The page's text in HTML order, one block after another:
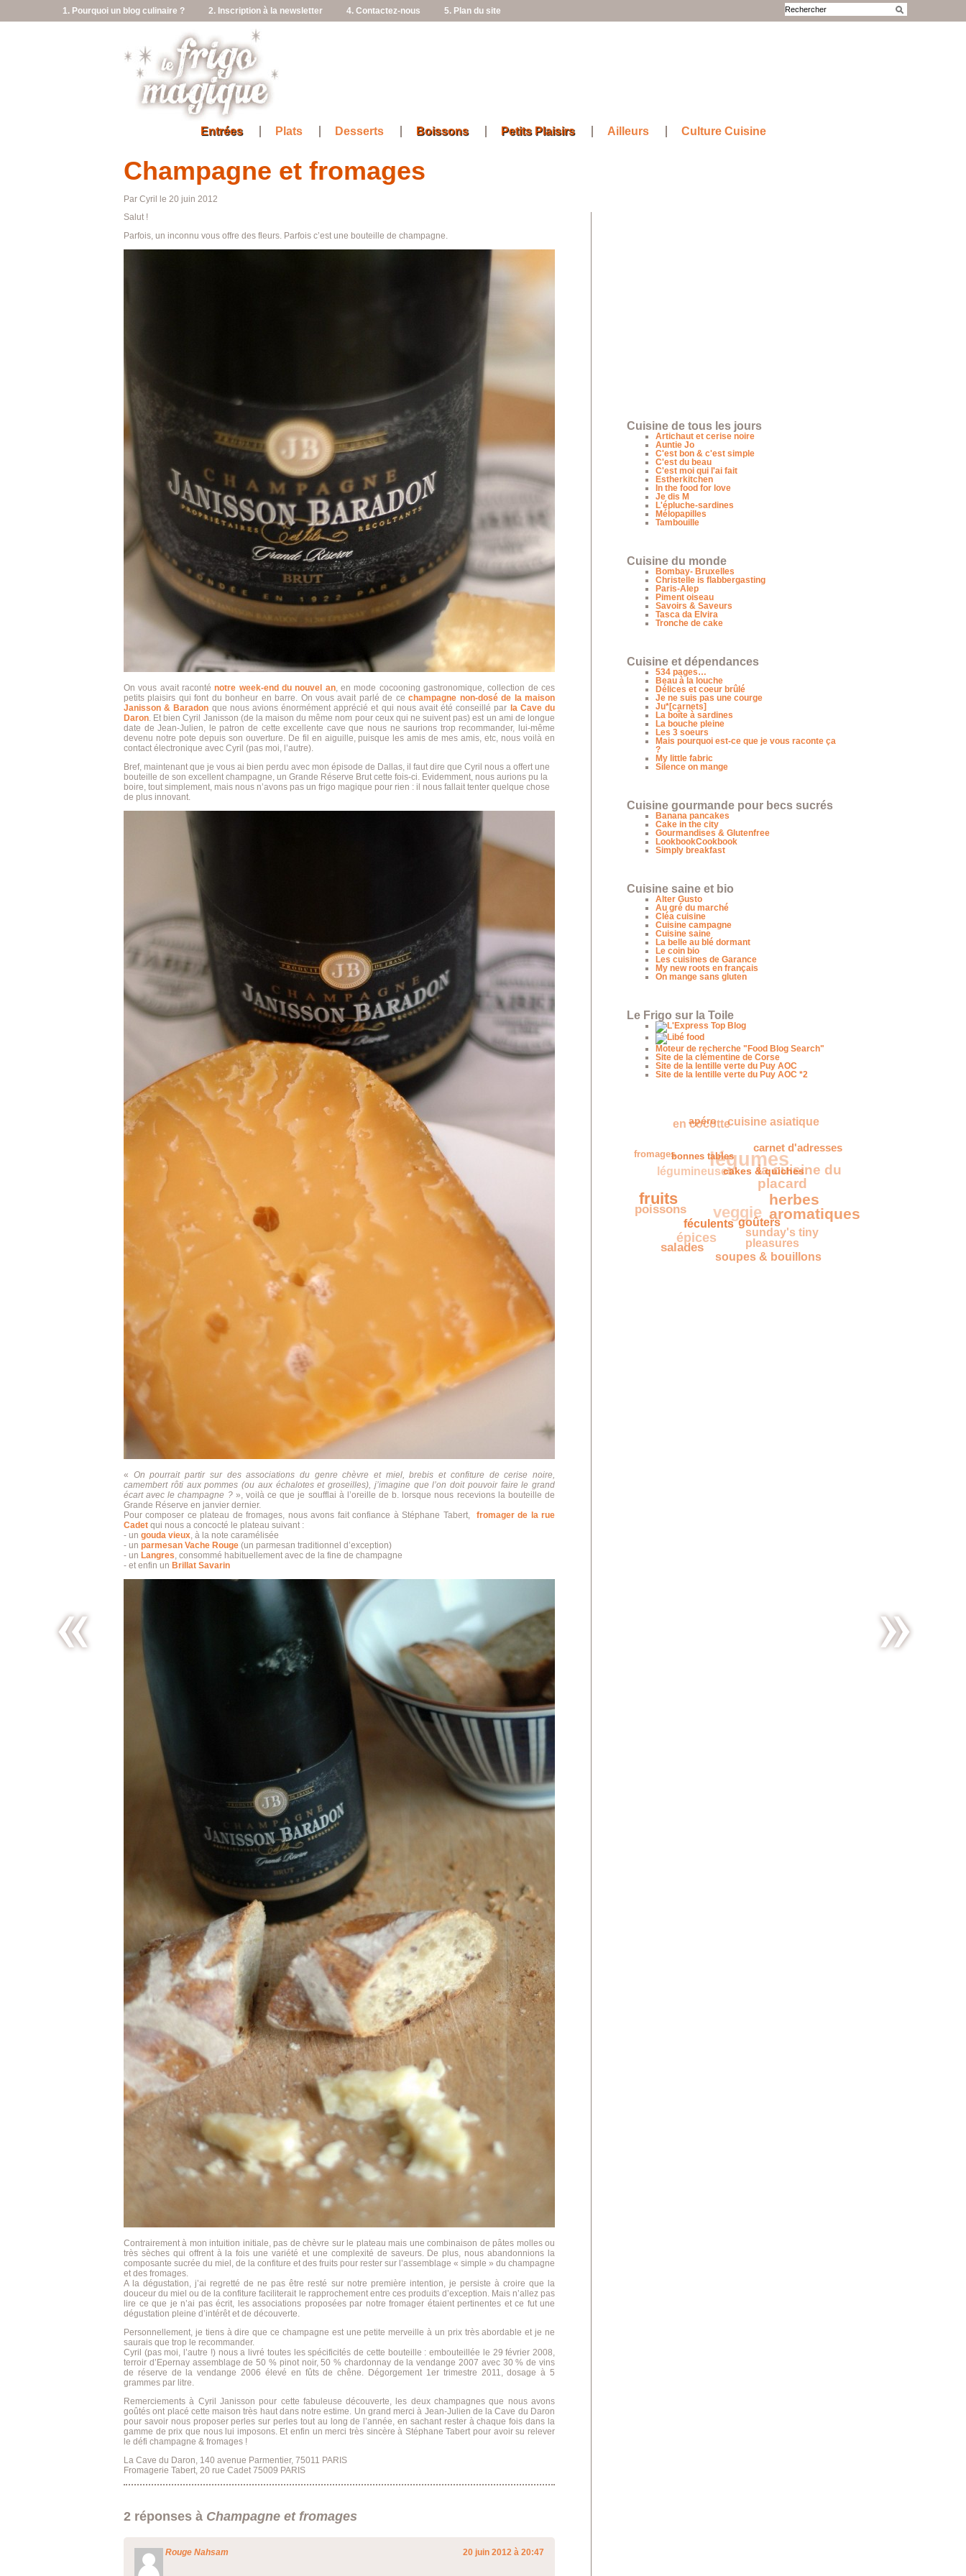
1. Pourquoi un blog culinaire ? 2. Inscription à la newsletter 4. Contactez-nous 5. Plan du site
Entrées Plats Desserts Boissons Petits Plaisirs Ailleurs Culture Cuisine
Champagne et fromages
Par Cyril le 20 juin 2012
Salut !
Parfois, un inconnu vous offre des fleurs. Parfois c’est une bouteille de champagne.
On vous avait raconténotre week-end du nouvel an, en mode cocooning gastronomique, collection de ces
petits plaisirs qui font du bonheur en barre. On vous avait parlé de cechampagne non-dosé de la maison
Janisson & Baradon que nous avions énormément apprécié et qui nous avait été conseillé par la Cave du
Daron. Et bien Cyril Janisson (de la maison du même nom pour ceux qui ne suivent pas) est un ami de longue
date de Jean-Julien, le patron de cette excellente cave que nous ne saurions trop recommander, lui-même
devenu notre pote depuis son ouverture. De fil en aiguille, puisque les amis de mes amis, etc, nous voilà en
contact électronique avec Cyril (pas moi, l’autre).
Bref, maintenant que je vous ai bien perdu avec mon épisode de Dallas, il faut dire que Cyril nous a offert une
bouteille de son excellent champagne, un Grande Réserve Brut cette fois-ci. Evidemment, nous aurions pu la
boire, tout simplement, mais nous n’avons pas un frigo magique pour rien : il nous fallait tenter quelque chose
de plus innovant.
« On pourrait partir sur des associations du genre chèvre et miel, brebis et confiture de cerise noire,
camembert rôti aux pommes (ou aux échalotes et groseilles), j’imagine que l’on doit pouvoir faire le grand
écart avec le champagne ? », voilà ce que je soufflai à l’oreille de b. lorsque nous recevions la bouteille de
Grande Réserve en janvier dernier.
Pour composer ce plateau de fromages, nous avons fait confiance à Stéphane Tabert, fromager de la rue
Cadet qui nous a concocté le plateau suivant :
- un gouda vieux, à la note caramélisée
- un parmesan Vache Rouge (un parmesan traditionnel d’exception)
- un Langres, consommé habituellement avec de la fine de champagne
- et enfin un Brillat Savarin
Contrairement à mon intuition initiale, pas de chèvre sur le plateau mais une combinaison de pâtes molles ou
très sèches qui offrent à la fois une variété et une complexité de saveurs. De plus, nous abandonnions la
composante sucrée du miel, de la confiture et des fruits pour rester sur l’assemblage « simple » du champagne
et des fromages.
A la dégustation, j’ai regretté de ne pas être resté sur notre première intention, je persiste à croire que la
douceur du miel ou de la confiture faciliterait le rapprochement entre ces produits d’exception. Mais n’allez pas
lire ce que je n’ai pas écrit, les associations proposées par notre fromager étaient pertinentes et ce fut une
dégustation pleine d’intérêt et de découverte.
Personnellement, je tiens à dire que ce champagne est une petite merveille à un prix très abordable et je ne
saurais que trop le recommander.
Cyril (pas moi, l’autre !) nous a livré toutes les spécificités de cette bouteille : embouteillée le 29 février 2008,
terroir d’Epernay assemblage de 50 % pinot noir, 50 % chardonnay de la vendange 2007 avec 30 % de vins
de réserve de la vendange 2006 élevé en fûts de chêne. Dégorgement 1er trimestre 2011, dosage à 5
grammes par litre.
Remerciements à Cyril Janisson pour cette fabuleuse découverte, les deux champagnes que nous avons
goûtés ont placé cette maison très haut dans notre estime. Un grand merci à Jean-Julien de la Cave du Daron
pour savoir nous proposer perles sur perles tout au long de l’année, en sachant rester à chaque fois dans la
gamme de prix que nous lui imposons. Et enfin un merci très sincère à Stéphane Tabert pour avoir su relever
le défi champagne & fromages !
La Cave du Daron, 140 avenue Parmentier, 75011 PARIS
Fromagerie Tabert, 20 rue Cadet 75009 PARIS
2 réponses à Champagne et fromages
Rouge Nahsam 20 juin 2012 à 20:47
Cuisine de tous les jours
Artichaut et cerise noire
Auntie Jo
C'est bon & c'est simple
C'est du beau
C'est moi qui l'ai fait
Estherkitchen
In the food for love
Je dis M
L'épluche-sardines
Mélopapilles
Tambouille
Cuisine du monde
Bombay- Bruxelles
Christelle is flabbergasting
Paris-Alep
Piment oiseau
Savoirs & Saveurs
Tasca da Elvira
Tronche de cake
Cuisine et dépendances
534 pages…
Beau à la louche
Délices et coeur brûlé
Je ne suis pas une courge
Ju*[carnets]
La boîte à sardines
La bouche pleine
Les 3 soeurs
Mais pourquoi est-ce que je vous raconte ça
?
My little fabric
Silence on mange
Cuisine gourmande pour becs sucrés
Banana pancakes
Cake in the city
Gourmandises & Glutenfree
LookbookCookbook
Simply breakfast
Cuisine saine et bio
Alter Gusto
Au gré du marché
Cléa cuisine
Cuisine campagne
Cuisine saine
La belle au blé dormant
Le coin bio
Les cuisines de Garance
My new roots en français
On mange sans gluten
Le Frigo sur la Toile
Moteur de recherche "Food Blog Search"
Site de la clémentine de Corse
Site de la lentille verte du Puy AOC
Site de la lentille verte du Puy AOC *2
apéro
bonnes tables
cakes & quiches
carnet d'adresses
cuisine asiatique
en cocotte
fruits
féculents
goûters
herbes
aromatiques
la cuisine
du placard
légumes
légumineuses
poissons
salades
soupes & bouillons
sunday's tiny
pleasures
veggie
épices